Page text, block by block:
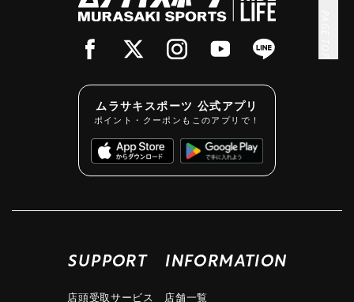
ムラサキスポーツ 公式アプリ
ポイント・クーポンもこのアプリで！
SUPPORT
店頭受取サービス
INFORMATION
店舗一覧